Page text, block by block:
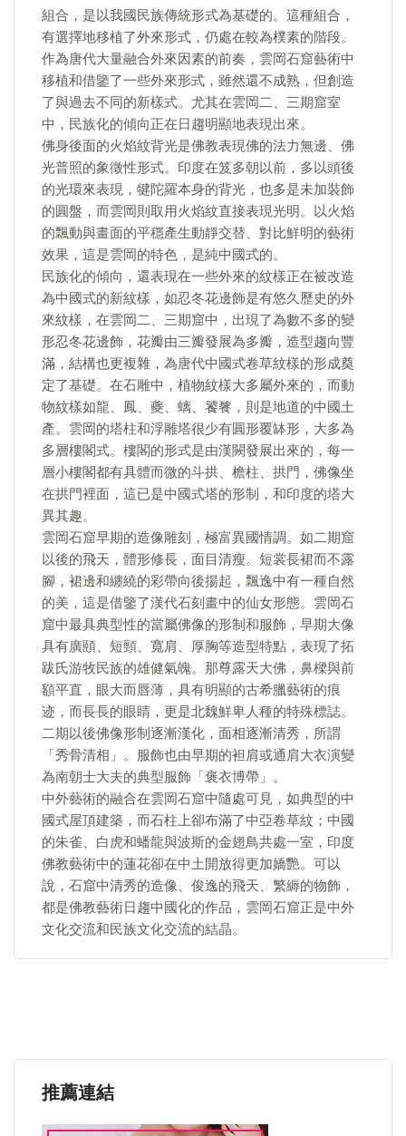
組合，是以我國民族傳統形式為基礎的。這種組合，
有選擇地移植了外來形式，仍處在較為樸素的階段。
作為唐代大量融合外來因素的前奏，雲岡石窟藝術中
移植和借鑒了一些外來形式，雖然還不成熟，但創造
了與過去不同的新樣式。尤其在雲岡二、三期窟室
中，民族化的傾向正在日趨明顯地表現出來。
佛身後面的火焰紋背光是佛教表現佛的法力無邊、佛
光普照的象徵性形式。印度在笈多朝以前，多以頭後
的光環來表現，犍陀羅本身的背光，也多是未加裝飾
的圓盤，而雲岡則取用火焰紋直接表現光明。以火焰
的飄動與畫面的平穩產生動靜交替、對比鮮明的藝術
效果，這是雲岡的特色，是純中國式的。
民族化的傾向，還表現在一些外來的紋樣正在被改造
為中國式的新紋樣，如忍冬花邊飾是有悠久歷史的外
來紋樣，在雲岡二、三期窟中，出現了為數不多的變
形忍冬花邊飾，花瓣由三瓣發展為多瓣，造型趨向豐
滿，結構也更複雜，為唐代中國式卷草紋樣的形成奠
定了基礎。在石雕中，植物紋樣大多屬外來的，而動
物紋樣如龍、鳳、夔、螭、饕餮，則是地道的中國土
產。雲岡的塔柱和浮雕塔很少有圓形覆缽形，大多為
多層樓閣式。樓閣的形式是由漢闕發展出來的，每一
層小樓閣都有具體而微的斗拱、檐柱、拱門，佛像坐
在拱門裡面，這已是中國式塔的形制，和印度的塔大
異其趣。
雲岡石窟早期的造像雕刻，極富異國情調。如二期窟
以後的飛天，體形修長，面目清瘦。短裳長裙而不露
腳，裙邊和纏繞的彩帶向後揚起，飄逸中有一種自然
的美，這是借鑒了漢代石刻畫中的仙女形態。雲岡石
窟中最具典型性的當屬佛像的形制和服飾，早期大像
具有廣頤、短頸、寬肩、厚胸等造型特點，表現了拓
跋氏游牧民族的雄健氣魄。那尊露天大佛，鼻樑與前
額平直，眼大而唇薄，具有明顯的古希臘藝術的痕
迹，而長長的眼睛，更是北魏鮮卑人種的特殊標誌。
二期以後佛像形制逐漸漢化，面相逐漸清秀，所謂
「秀骨清相」。服飾也由早期的袒肩或通肩大衣演變
為南朝士大夫的典型服飾「褒衣博帶」。
中外藝術的融合在雲岡石窟中隨處可見，如典型的中
國式屋頂建築，而石柱上卻布滿了中亞卷草紋；中國
的朱雀、白虎和蟠龍與波斯的金翅鳥共處一室，印度
佛教藝術中的蓮花卻在中土開放得更加嬌艷。可以
說，石窟中清秀的造像、俊逸的飛天、繁縟的物飾，
都是佛教藝術日趨中國化的作品，雲岡石窟正是中外
文化交流和民族文化交流的結晶。
推薦連結